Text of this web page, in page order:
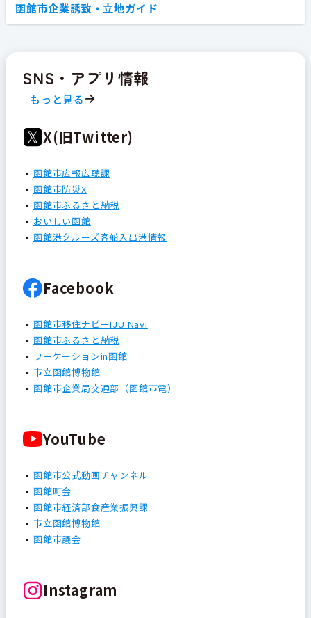
函館市企業誘致・立地ガイド
SNS・アプリ情報
もっと見る
X(旧Twitter)
函館市広報広聴課
函館市防災X
函館市ふるさと納税
おいしい函館
函館港クルーズ客船入出港情報
Facebook
函館市移住ナビーIJU Navi
函館市ふるさと納税
ワーケーションin函館
市立函館博物館
函館市企業局交通部（函館市電）
YouTube
函館市公式動画チャンネル
函館町会
函館市経済部食産業振興課
市立函館博物館
函館市議会
Instagram